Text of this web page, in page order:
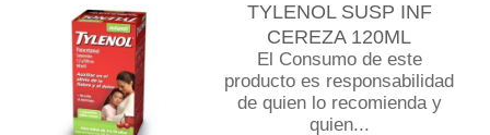
TYLENOL SUSP INF
CEREZA 120ML
El Consumo de este
producto es responsabilidad
de quien lo recomienda y
quien...